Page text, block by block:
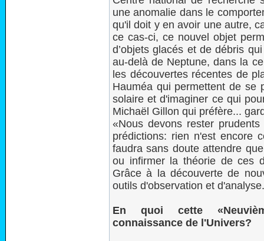
une anomalie dans le
qu'il doit y en avoir une autre,
ce cas-ci, ce nouvel objet
d’objets glacés et de débris
au-delà de Neptune, dans la
les découvertes récentes de
Hauméa qui permettent de se
solaire et d'imaginer ce qui
Michaël Gillon qui préfère...
«Nous devons rester
prédictions: rien n'est encore
faudra sans doute attendre
ou infirmer la théorie de ces
Grâce à la découverte de
outils d'observation et
En quoi cette
connaissance de l'Univers?